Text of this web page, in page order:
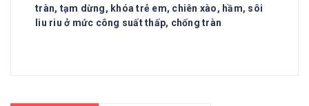
tràn, tạm dừng, khóa trẻ em, chiên xào, hầm, sôi
liu riu ở mức công suất thấp, chống tràn